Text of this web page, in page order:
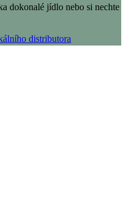
dokonalé jídlo nebo si nechte
distributora